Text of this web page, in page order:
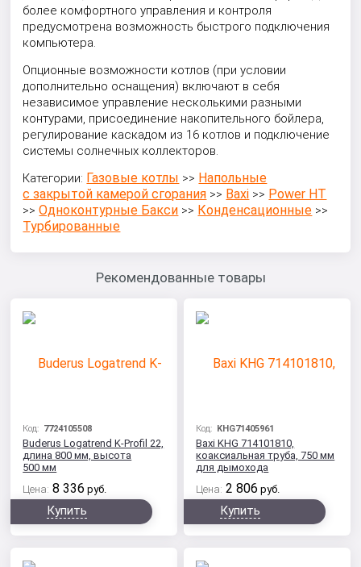
более комфортного управления и контроля
предусмотрена возможность быстрого подключения
компьютера.
Опционные возможности котлов (при условии
дополнительно оснащения) включают в себя
независимое управление несколькими разными
контурами, присоединение накопительного бойлера,
регулирование каскадом из 16 котлов и подключение
системы солнечных коллекторов.
Категории: Газовые котлы >> Напольные
с закрытой камерой сгорания >> Baxi >> Power HT
>>Одноконтурные Бакси >> Конденсационные >>
Турбированные
Рекомендованные товары
Код: 7724105508
Buderus Logatrend K-Profil 22,
длина 800 мм, высота
500 мм
Цена: 8 336 руб.
Купить
Код: KHG71405961
Baxi KHG 714101810,
коаксиальная труба, 750 мм
для дымохода
Цена: 2 806 руб.
Купить